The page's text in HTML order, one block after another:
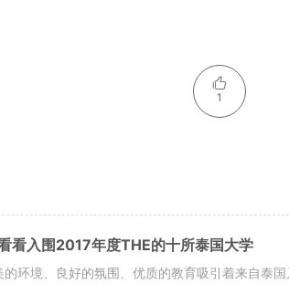
1
看入围2017年度THE的十所泰国大学
环境、良好的氛围、优质的教育吸引着来自泰